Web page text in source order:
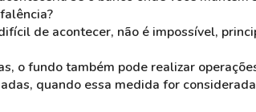
de acontecer, não é impossível,
o fundo também pode realizar
quando essa medida for